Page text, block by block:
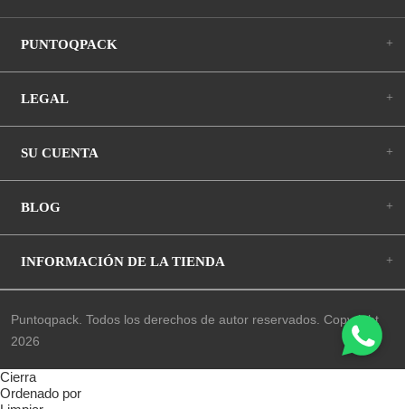
PUNTOQPACK +
LEGAL +
SU CUENTA +
BLOG +
INFORMACIÓN DE LA TIENDA +
Puntoqpack. Todos los derechos de autor reservados. Copyright
2026
Cierra
Ordenado por